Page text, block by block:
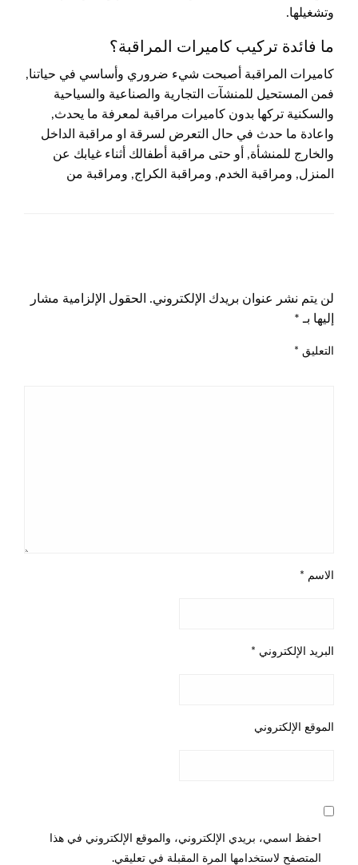
وتشغيلها.
ما فائدة تركيب كاميرات المراقبة؟
كاميرات المراقبة أصبحت شيء ضروري وأساسي في حياتنا,
فمن المستحيل للمنشآت التجارية والصناعية والسياحية
والسكنية تركها بدون كاميرات مراقبة لمعرفة ما يحدث,
واعادة ما حدث في حال التعرض لسرقة او مراقبة الداخل
والخارج للمنشأة, أو حتى مراقبة أطفالك أثناء غيابك عن
المنزل, ومراقبة الخدم, ومراقبة الكراج, ومراقبة من
لن يتم نشر عنوان بريدك الإلكتروني.
الحقول الإلزامية مشار
إليها بـ *
التعليق *
الاسم *
البريد الإلكتروني *
الموقع الإلكتروني
احفظ اسمي، بريدي الإلكتروني، والموقع الإلكتروني في هذا
المتصفح لاستخدامها المرة المقبلة في تعليقي.